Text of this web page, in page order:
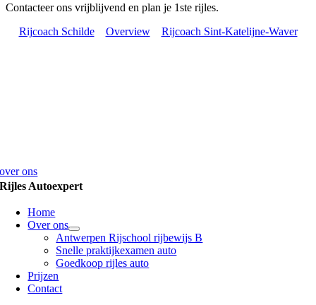
Contacteer ons vrijblijvend en plan je 1ste rijles.
Rijcoach Schilde
Overview Rijcoach Sint-Katelijne-Waver
over ons
Rijles Autoexpert
Home
Over ons
Antwerpen Rijschool rijbewijs B
Snelle praktijkexamen auto
Goedkoop rijles auto
Prijzen
Contact